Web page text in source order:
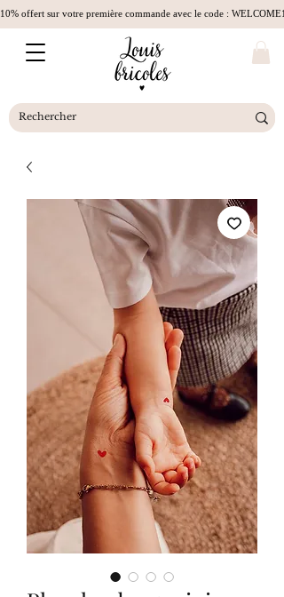
10% offert sur votre première commande avec le code :